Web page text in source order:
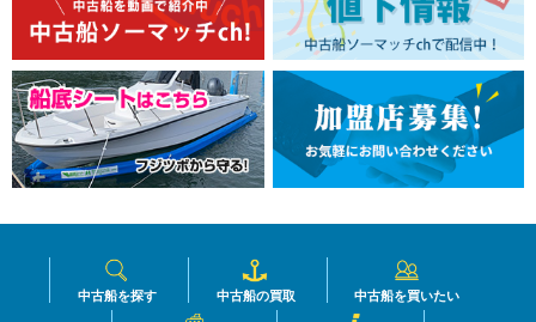
中古船を探す 中古船の買取 中古船を買いたい